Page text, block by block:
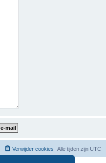
Alle tijden zijn UTC
Verwijder cookies